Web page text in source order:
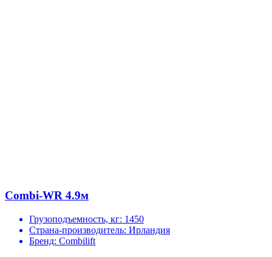
Combi-WR 4.9м
Грузоподъемность, кг: 1450
Страна-производитель: Ирландия
Бренд: Combilift